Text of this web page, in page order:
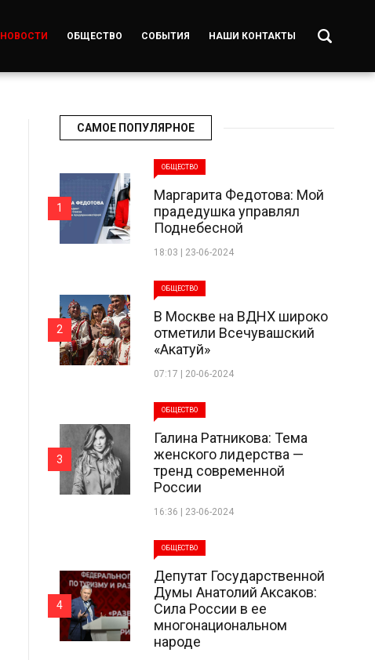
НОВОСТИ ОБЩЕСТВО СОБЫТИЯ НАШИ КОНТАКТЫ
САМОЕ ПОПУЛЯРНОЕ
ОБЩЕСТВО
Маргарита Федотова: Мой
прадедушка управлял
Поднебесной
18:03 | 23-06-2024
1
ОБЩЕСТВО
В Москве на ВДНХ широко
отметили Всечувашский
«Акатуй»
07:17 | 20-06-2024
2
ОБЩЕСТВО
Галина Ратникова: Тема
женского лидерства —
тренд современной
России
16:36 | 23-06-2024
3
ОБЩЕСТВО
Депутат Государственной
Думы Анатолий Аксаков:
Сила России в ее
многонациональном
народе
4